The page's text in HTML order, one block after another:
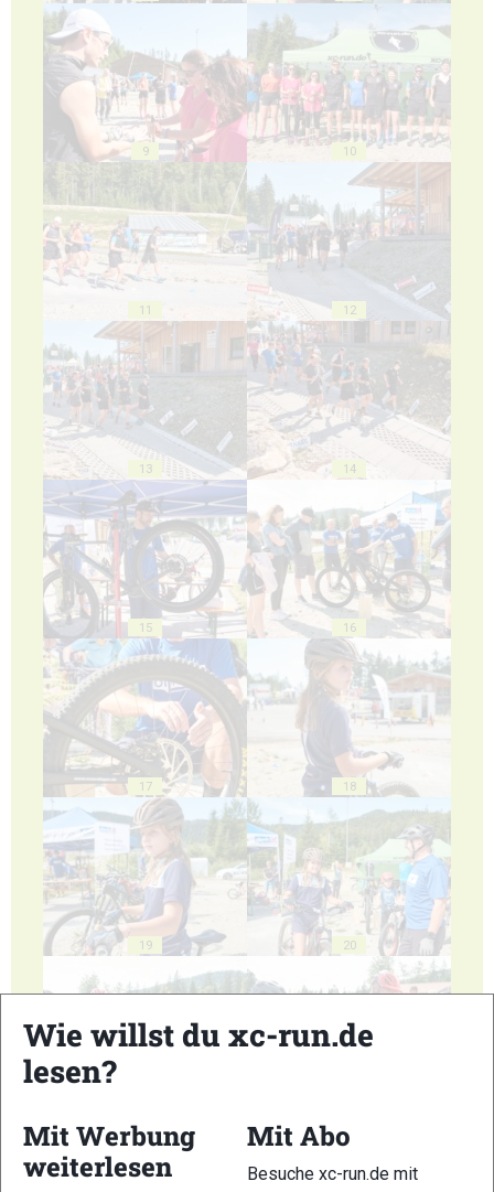
9 10
11 12
13 14
15 16
17 18
19 20
Wie willst du xc-run.de
lesen?
Mit Werbung
weiterlesen
Mit Abo
Besuche xc-run.de mit